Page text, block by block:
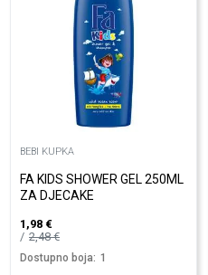
BEBI KUPKA
FA KIDS SHOWER GEL 250ML
ZA DJECAKE
1,98 €
2,48€
Dostupno boja: 1